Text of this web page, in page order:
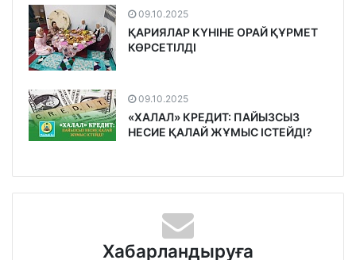
09.10.2025
ҚАРИЯЛАР КҮНІНЕ ОРАЙ ҚҰРМЕТ
КӨРСЕТІЛДІ
09.10.2025
«ХАЛАЛ» КРЕДИТ: ПАЙЫЗСЫЗ
НЕСИЕ ҚАЛАЙ ЖҰМЫС ІСТЕЙДІ?
Хабарландыруға